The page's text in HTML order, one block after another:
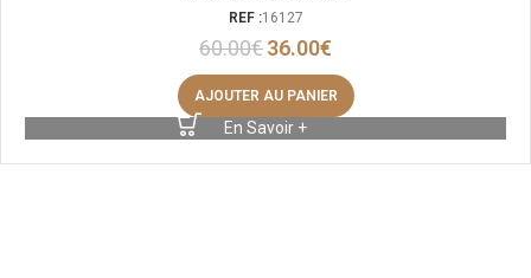
REF :16127
60.00€36.00€
AJOUTER AU PANIER
En Savoir +